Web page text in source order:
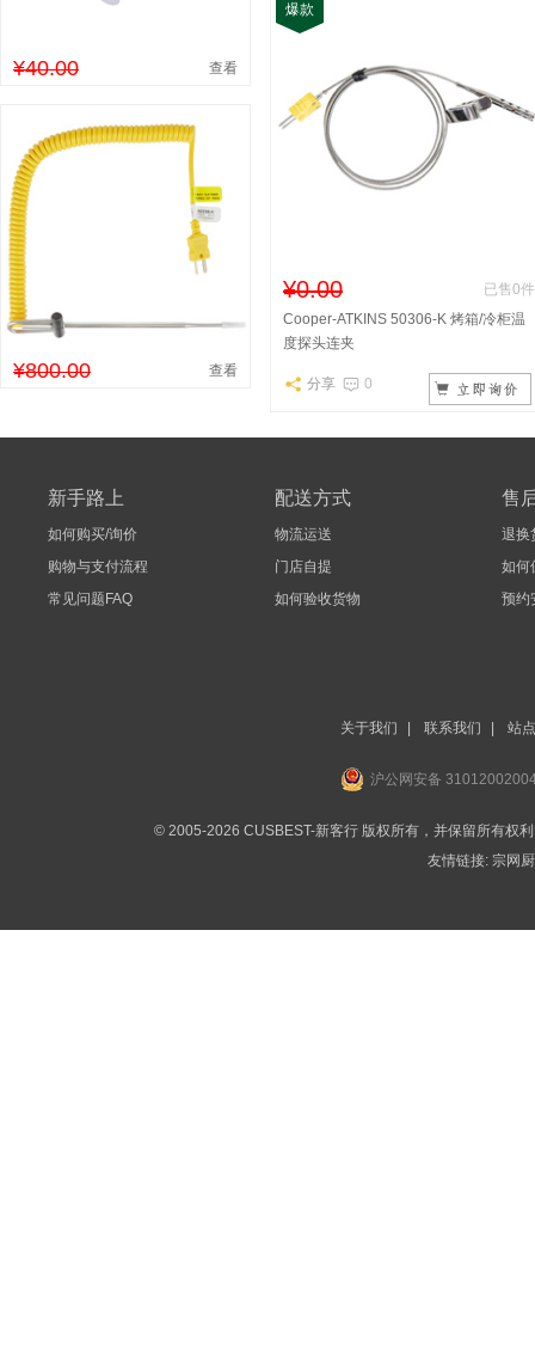
¥40.00 查看
¥800.00 查看
爆款
¥0.00
已售0件
Cooper-ATKINS 50306-K 烤箱/冷柜温
度探头连夹
分享 0
新手路上
如何购买/询价
购物与支付流程
常见问题FAQ
配送方式
物流运送
门店自提
如何验收货物
售
退换
如何
预约
关于我们 联系我们 站
沪公网安备
© 2005-2026 CUSBEST-新客行 版权所有，并保留所有权
友情链接: 宗网